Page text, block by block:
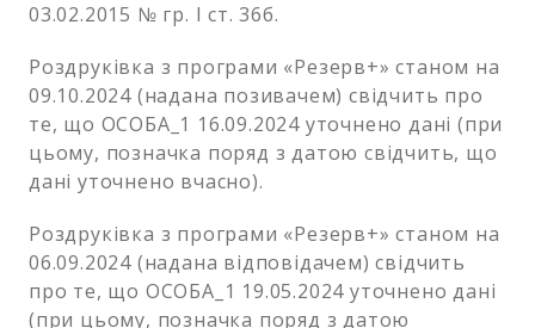
03.02.2015 № гр. І ст. 36б.
Роздруківка з програми «Резерв+» станом на
09.10.2024 (надана позивачем) свідчить про
те, що ОСОБА_1 16.09.2024 уточнено дані (при
цьому, позначка поряд з датою свідчить, що
дані уточнено вчасно).
Роздруківка з програми «Резерв+» станом на
06.09.2024 (надана відповідачем) свідчить
про те, що ОСОБА_1 19.05.2024 уточнено дані
(при цьому, позначка поряд з датою